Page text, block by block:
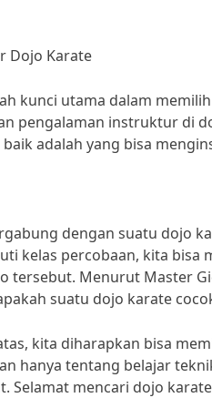
Dojo Karate
kunci utama dalam
pengalaman instruktur di
adalah yang bisa
dengan suatu dojo
kelas percobaan, kita bisa
tersebut. Menurut Master
suatu dojo karate
kita diharapkan bisa
hanya tentang belajar
Selamat mencari dojo